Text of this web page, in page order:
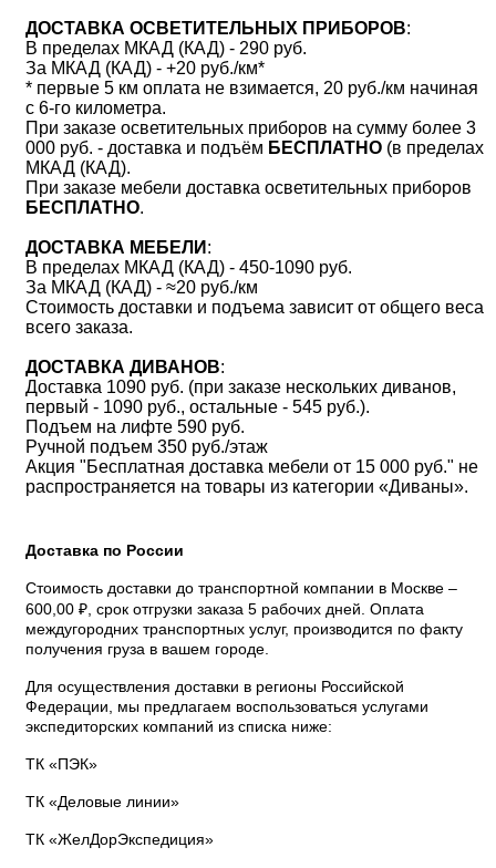
ДОСТАВКА ОСВЕТИТЕЛЬНЫХ ПРИБОРОВ:
В пределах МКАД (КАД) - 290 руб.
За МКАД (КАД) - +20 руб./км*
* первые 5 км оплата не взимается, 20 руб./км начиная
с 6-го километра.
При заказе осветительных приборов на сумму более 3
000 руб. - доставка и подъём БЕСПЛАТНО (в пределах
МКАД (КАД).
При заказе мебели доставка осветительных приборов
БЕСПЛАТНО.
ДОСТАВКА МЕБЕЛИ :
В пределах МКАД (КАД) - 450-1090 руб.
За МКАД (КАД) - ≈20 руб./км
Стоимость доставки и подъема зависит от общего веса
всего заказа.
ДОСТАВКА ДИВАНОВ:
Доставка 1090 руб. (при заказе нескольких диванов,
первый - 1090 руб., остальные - 545 руб.).
Подъем на лифте 590 руб.
Ручной подъем 350 руб./этаж
Акция "Бесплатная доставка мебели от 15 000 руб." не
распространяется на товары из категории «Диваны».
Доставка по России
Стоимость доставки до транспортной компании в Москве –
600,00 ₽, срок отгрузки заказа 5 рабочих дней. Оплата
междугородних транспортных услуг, производится по факту
получения груза в вашем городе.
Для осуществления доставки в регионы Российской
Федерации, мы предлагаем воспользоваться услугами
экспедиторских компаний из списка ниже:
ТК «ПЭК»
ТК «Деловые линии»
ТК «ЖелДорЭкспедиция»